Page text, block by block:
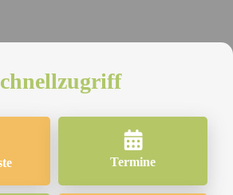
Termine